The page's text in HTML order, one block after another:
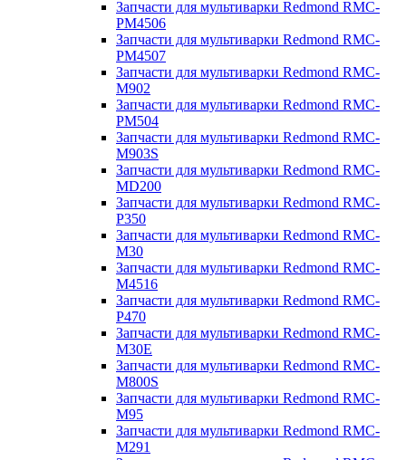
Запчасти для мультиварки Redmond RMC-
PM4506
Запчасти для мультиварки Redmond RMC-
PM4507
Запчасти для мультиварки Redmond RMC-
M902
Запчасти для мультиварки Redmond RMC-
PM504
Запчасти для мультиварки Redmond RMC-
M903S
Запчасти для мультиварки Redmond RMC-
MD200
Запчасти для мультиварки Redmond RMC-
P350
Запчасти для мультиварки Redmond RMC-
M30
Запчасти для мультиварки Redmond RMC-
M4516
Запчасти для мультиварки Redmond RMC-
P470
Запчасти для мультиварки Redmond RMC-
M30E
Запчасти для мультиварки Redmond RMC-
M800S
Запчасти для мультиварки Redmond RMC-
M95
Запчасти для мультиварки Redmond RMC-
M291